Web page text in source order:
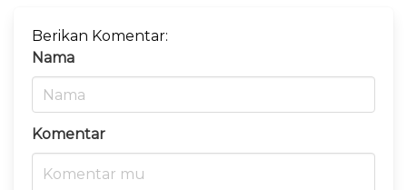
Berikan Komentar:
Nama
Komentar